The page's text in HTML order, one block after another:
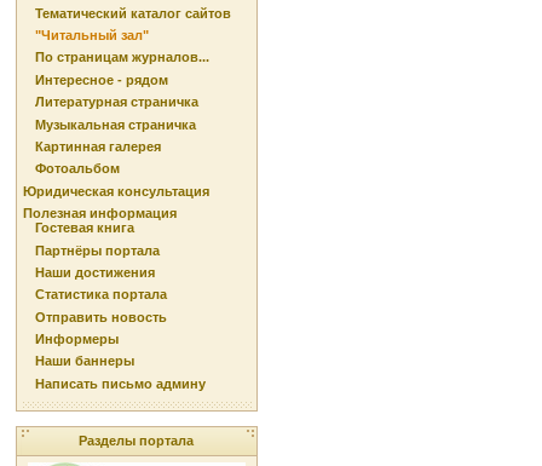
Тематический каталог сайтов
"Читальный зал"
По страницам журналов...
Интересное - рядом
Литературная страничка
Музыкальная страничка
Картинная галерея
Фотоальбом
Юридическая консультация
Полезная информация
Гостевая книга
Партнёры портала
Наши достижения
Статистика портала
Отправить новость
Информеры
Наши баннеры
Написать письмо админу
Разделы портала